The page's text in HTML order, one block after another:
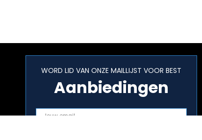
WORD LID VAN ONZE MAILLIJST VOOR BEST
Aanbiedingen